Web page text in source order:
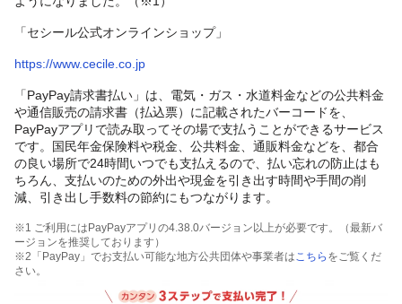
「セシール公式オンラインショップ」
https://www.cecile.co.jp
「PayPay請求書払い」は、電気・ガス・水道料金などの公共料金
や通信販売の請求書（払込票）に記載されたバーコードを、
PayPayアプリで読み取ってその場で支払うことができるサービス
です。国民年金保険料や税金、公共料金、通販料金などを、都合
の良い場所で24時間いつでも支払えるので、払い忘れの防止はも
ちろん、支払いのための外出や現金を引き出す時間や手間の削
減、引き出し手数料の節約にもつながります。
※1 ご利用にはPayPayアプリの4.38.0バージョン以上が必要です。（最新バ
ージョンを推奨しております）
※2「PayPay」でお支払い可能な地方公共団体や事業者は こちら をご覧くだ
さい。